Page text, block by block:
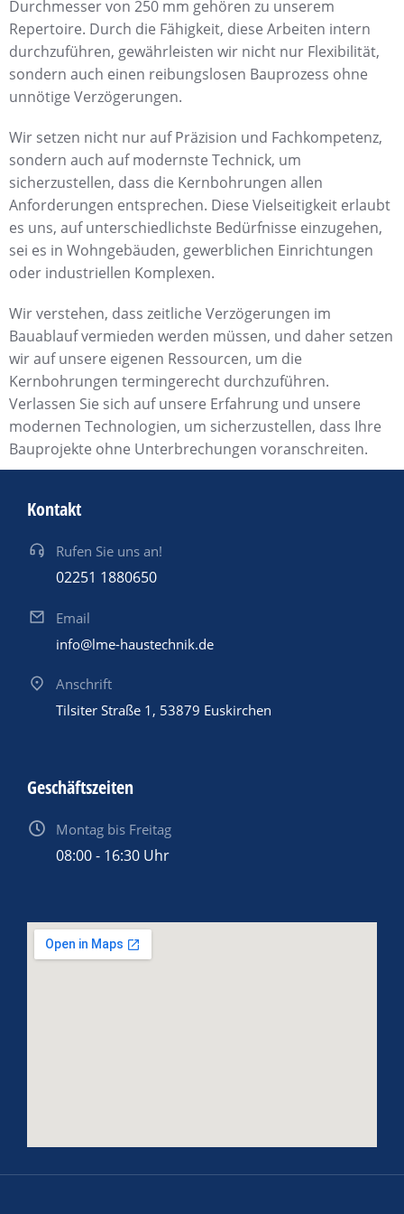
Durchmesser von 250 mm gehören zu unserem
Repertoire. Durch die Fähigkeit, diese Arbeiten intern
durchzuführen, gewährleisten wir nicht nur Flexibilität,
sondern auch einen reibungslosen Bauprozess ohne
unnötige Verzögerungen.
Wir setzen nicht nur auf Präzision und Fachkompetenz,
sondern auch auf modernste Technick, um
sicherzustellen, dass die Kernbohrungen allen
Anforderungen entsprechen. Diese Vielseitigkeit erlaubt
es uns, auf unterschiedlichste Bedürfnisse einzugehen,
sei es in Wohngebäuden, gewerblichen Einrichtungen
oder industriellen Komplexen.
Wir verstehen, dass zeitliche Verzögerungen im
Bauablauf vermieden werden müssen, und daher setzen
wir auf unsere eigenen Ressourcen, um die
Kernbohrungen termingerecht durchzuführen.
Verlassen Sie sich auf unsere Erfahrung und unsere
modernen Technologien, um sicherzustellen, dass Ihre
Bauprojekte ohne Unterbrechungen voranschreiten.
Kontakt
Rufen Sie uns an!
02251 1880650
Email
info@lme-haustechnik.de
Anschrift
Tilsiter Straße 1, 53879 Euskirchen
Geschäftszeiten
Montag bis Freitag
08:00 - 16:30 Uhr